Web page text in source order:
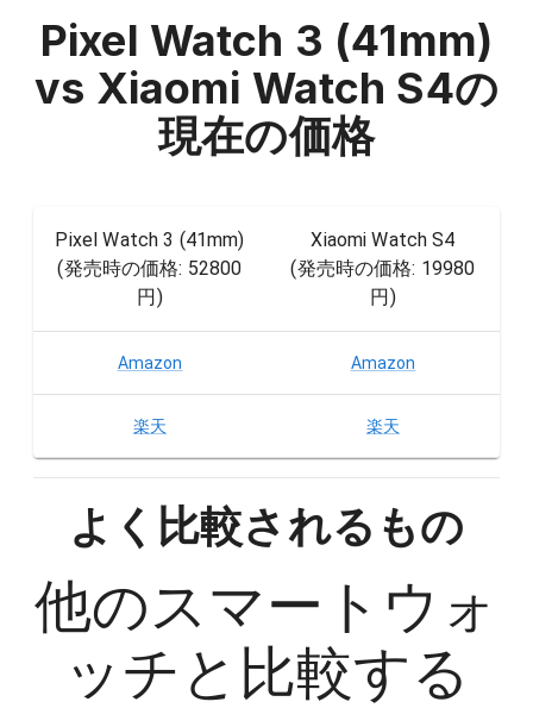
Pixel Watch 3 (41mm)
vs Xiaomi Watch S4の
現在の価格
Pixel Watch 3 (41mm)
(発売時の価格: 52800
円)
Xiaomi Watch S4
(発売時の価格: 19980
円)
Amazon Amazon
楽天 楽天
よく比較されるもの
他のスマートウォ
ッチ と比較する